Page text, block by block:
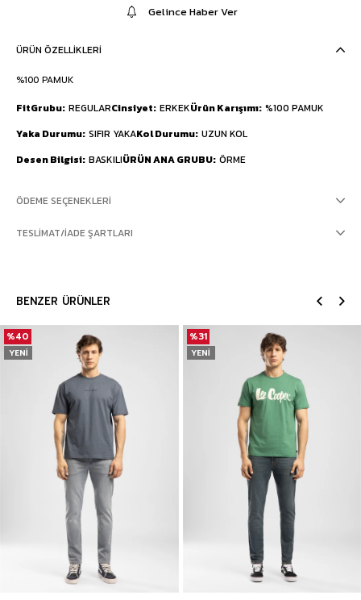
Gelince Haber Ver
ÜRÜN ÖZELLIKLERI
%100 PAMUK
FitGrubu REGULARCinsiyet ERKEKÜrün Karışımı %100 PAMUK
Yaka Durumu SIFIR YAKAKol Durumu UZUN KOL
Desen Bilgisi BASKILIÜRÜN ANA GRUBU ÖRME
ÖDEME SEÇENEKLERI
TESLIMAT/İADE ŞARTLARI
BENZER ÜRÜNLER
%40
YENI
%31
YENI